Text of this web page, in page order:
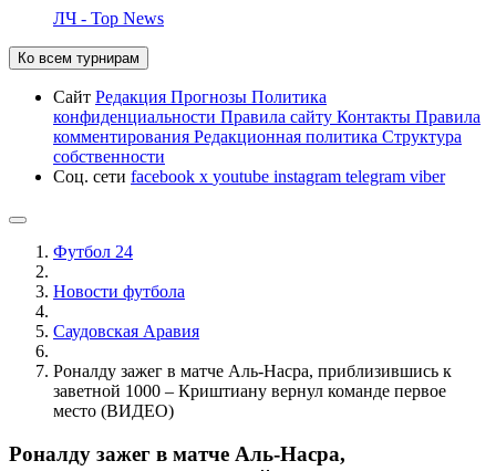
ЛЧ - Top News
Ко всем турнирам
Сайт Редакция Прогнозы Политика
конфиденциальности Правила сайту Контакты Правила
комментирования Редакционная политика Структура
собственности
Соц. сети facebook x youtube instagram telegram viber
Футбол 24
Новости футбола
Саудовская Аравия
Роналду зажег в матче Аль-Насра, приблизившись к
заветной 1000 – Криштиану вернул команде первое
место (ВИДЕО)
Роналду зажег в матче Аль-Насра,